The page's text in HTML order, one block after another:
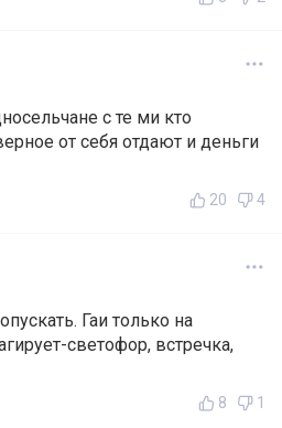
с те ми кто
от себя отдают и деньги
20 4
Гаи только на
светофор, встречка,
8 1